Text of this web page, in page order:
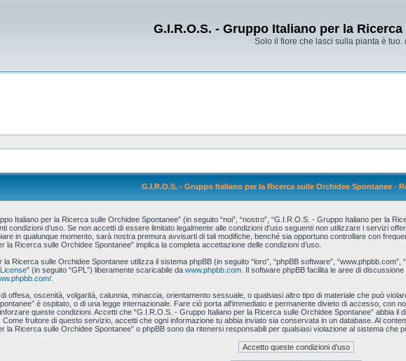
G.I.R.O.S. - Gruppo Italiano per la
Solo il fiore che lasci sulla pianta è tuo.
G.I.R.O.S. - Gruppo Italiano per la Ricerca sulle Orchidee Spontanee -
Italiano per la Ricerca sulle Orchidee Spontanee” (in seguito “noi”, “nostro”, “G.I.R.O.S. - Gruppo Italiano per la
condizioni d’uso. Se non accetti di essere limitato legalmente alle condizioni d’uso seguenti non utilizzare i servizi
in qualunque momento, sarà nostra premura avvisarti di tali modifiche, benché sia opportuno controllare con
la Ricerca sulle Orchidee Spontanee” implica la completa accettazione delle condizioni d’uso.
Ricerca sulle Orchidee Spontanee utilizza il sistema phpBB (in seguito “loro”, “phpBB software”,
” (in seguito “GPL”) liberamente scaricabile da www.phpbb.com. Il software phpBB facilita le aree di
.
offesa, oscenità, volgarità, calunnia, minaccia, orientamento sessuale, o qualsiasi altro tipo di materiale che può
è ospitato, o di una legge internazionale. Fare ciò porta all’immediato e permanente divieto di accesso, con
queste condizioni. Accetti che “G.I.R.O.S. - Gruppo Italiano per la Ricerca sulle Orchidee Spontanee” abbia
fruitore di questo servizio, accetti che ogni informazione tu abbia inviato sia conservata in un database. Al
la Ricerca sulle Orchidee Spontanee” o phpBB sono da ritenersi responsabili per qualsiasi violazione al sistema che